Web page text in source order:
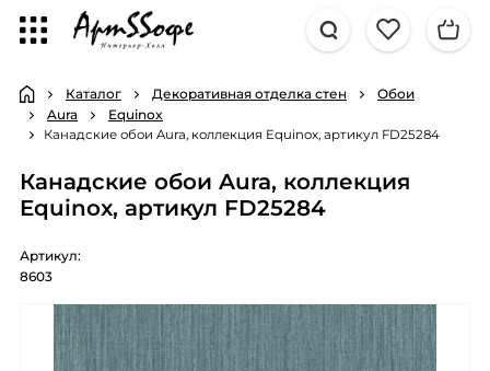
Каталог Декоративная отделка стен
Обои
Aura
Equinox
Канадские обои Aura, коллекция Equinox, артикул FD25284
Канадские обои Aura, коллекция
Equinox, артикул FD25284
Артикул:
8603